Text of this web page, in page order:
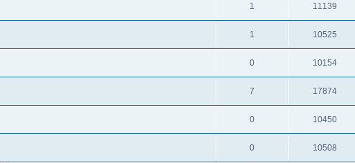
1 11139
1 10525
0 10154
7 17874
0 10450
0 10508